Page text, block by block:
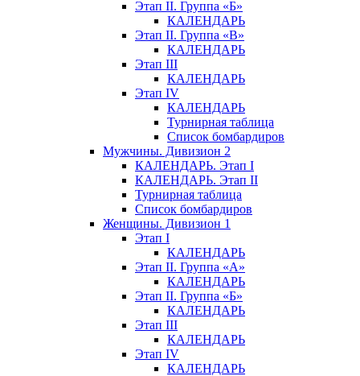
Этап II. Группа «Б»
КАЛЕНДАРЬ
Этап II. Группа «В»
КАЛЕНДАРЬ
Этап III
КАЛЕНДАРЬ
Этап IV
КАЛЕНДАРЬ
Турнирная таблица
Список бомбардиров
Мужчины. Дивизион 2
КАЛЕНДАРЬ. Этап I
КАЛЕНДАРЬ. Этап II
Турнирная таблица
Список бомбардиров
Женщины. Дивизион 1
Этап I
КАЛЕНДАРЬ
Этап II. Группа «А»
КАЛЕНДАРЬ
Этап II. Группа «Б»
КАЛЕНДАРЬ
Этап III
КАЛЕНДАРЬ
Этап IV
КАЛЕНДАРЬ